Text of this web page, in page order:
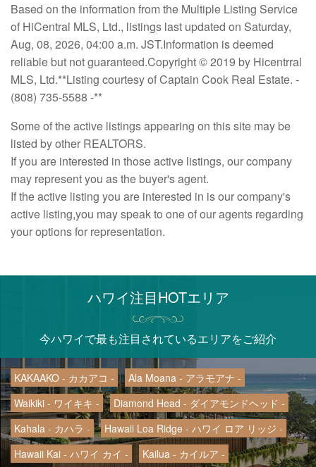
Based on the information from the Multiple Listing Service
of HiCentral MLS, Ltd., listings last updated on Saturday,
Aug, 08, 2026, 04:00 a.m. JST.Information is deemed
reliable but not guaranteed.Copyright © 2019 by Hicentrral
MLS, Ltd.**Listing courtesy of Captain Cook Real Estate. -
(808) 735-5588 -**
Some of the active listings appearing on this site may be
listed by other REALTORS.
If you are interested in those active listings, our company
may represent you as the buyer's agent.
If the active listing you are interested in is our company's
active listing,you may speak to one of our agents regarding
your options for representation.
ハワイ注目HOTエリア
今ハワイで最も注目されているエリアをご紹介
KAKAAKO - カカアコ -
Ala Moana - アラモアナ -
Waikiki - ワイキキ -
Diamond Head - ダイアモンドヘッド -
Kahala - カハラ -
Hawaii Loa Ridge - ハワイ ロア リッジ -
Hawaii Kai - ハワイ カイ -
Kailua - カイルア -